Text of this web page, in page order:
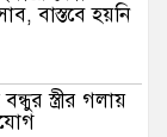
বাস্তবে হয়নি
স্ত্রীর গলায়